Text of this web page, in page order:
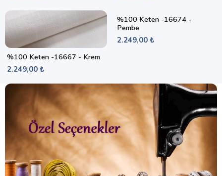
%100 Keten -16667 - Krem
2.249,00 ₺
%100 Keten -16674 -
Pembe
2.249,00 ₺